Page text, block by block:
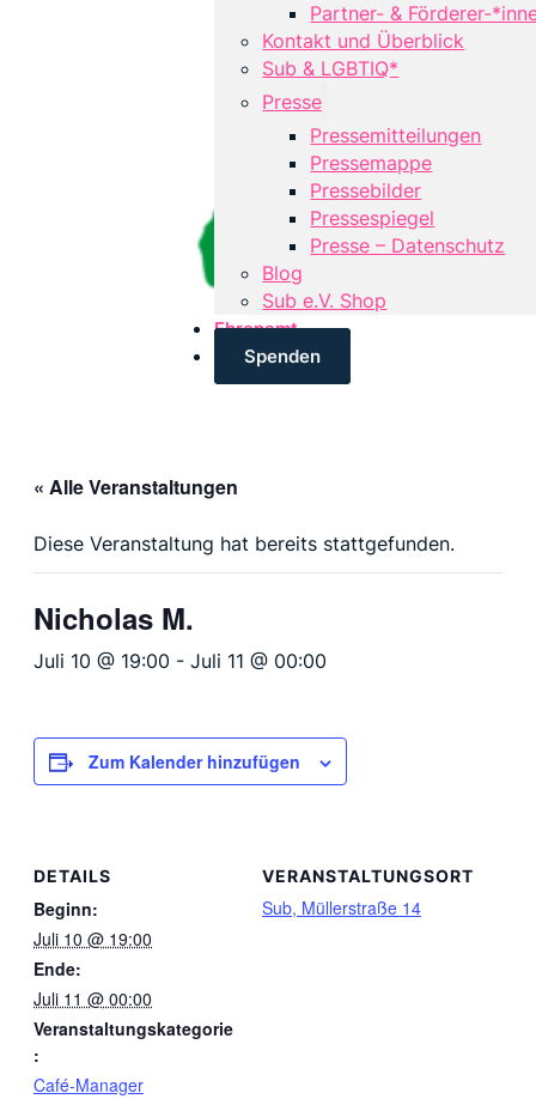
Partner- & Förderer-
Kontakt und Überblick
Sub & LGBTIQ*
Presse
Pressemitteilungen
Pressemappe
Pressebilder
Pressespiegel
Presse – Datenschutz
Blog
Sub e.V. Shop
Ehrenamt
Spenden
« Alle Veranstaltungen
Diese Veranstaltung hat bereits stattgefunden.
Nicholas M.
Juli 10 @ 19:00 - Juli 11 @ 00:00
Zum Kalender hinzufügen
DETAILS
Beginn:
Juli 10 @ 19:00
Ende:
Juli 11 @ 00:00
Veranstaltungskategorie
:
Café-Manager
VERANSTALTUNGSORT
Sub, Müllerstraße 14